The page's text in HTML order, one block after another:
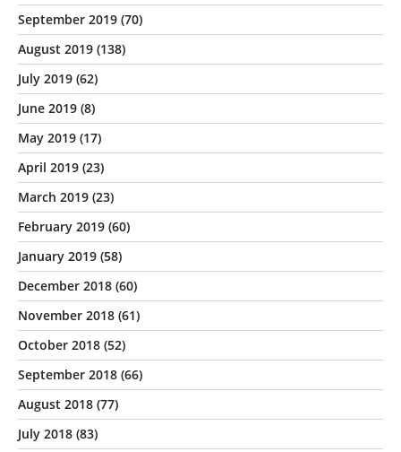
September 2019 (70)
August 2019 (138)
July 2019 (62)
June 2019 (8)
May 2019 (17)
April 2019 (23)
March 2019 (23)
February 2019 (60)
January 2019 (58)
December 2018 (60)
November 2018 (61)
October 2018 (52)
September 2018 (66)
August 2018 (77)
July 2018 (83)